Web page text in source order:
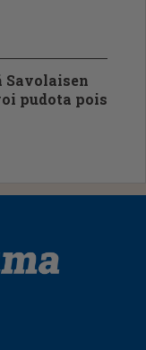
Savolaisen
pudota pois